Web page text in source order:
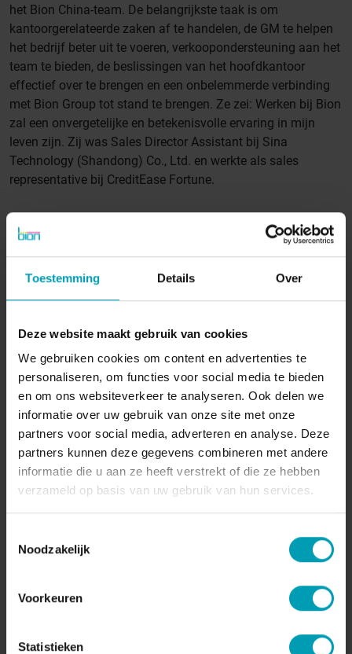
Toestemming Details Over
Deze website maakt gebruik van cookies
We gebruiken cookies om content en advertenties te
personaliseren, om functies voor social media te bieden
en om ons websiteverkeer te analyseren. Ook delen we
informatie over uw gebruik van onze site met onze
partners voor social media, adverteren en analyse. Deze
partners kunnen deze gegevens combineren met andere
informatie die u aan ze heeft verstrekt of die ze hebben
verzameld op basis van uw gebruik van hun services.
Noodzakelijk
Voorkeuren
Statistieken
het Bion China-team. De belangrijkste taak is om
kantoorgerelateerde zaken af te handelen, de GM te helpen
het bedrijf beter uit te voeren, verkoopondersteuning aan het
team te bieden, de beslissingen van het hoofdkantoor
effectief over te brengen en een onbelemmerde verbinding
met Bion Group tot stand te brengen. Ze zei: Werken bij Bion
zal een onvergetelijke en betekenisvolle ervaring in mijn
leven zijn. Zij was Sales Director Assistant bij Sina
Technology (Shandong) Co., Ltd. en werkte als sales
representative bij CreditEase Fortune.
Contact Ayra Hao
Neem contact op met Ayra voor Assistent
algemeen directeur gerelateerde vragen over de
BION China Business. Ayra helpt je graag met je
vraag!
CONTACT AYRA
Contactgegevens
ahao@bionint.com